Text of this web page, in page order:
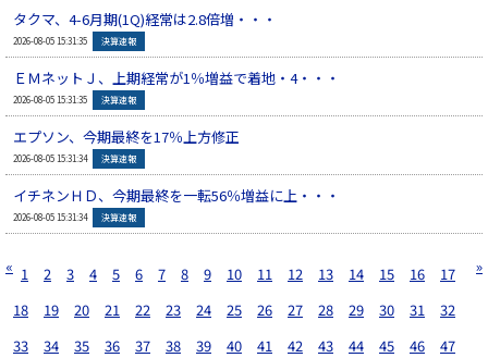
タクマ、4-6月期(1Q)経常は2.8倍増・・・
2026-08-05 15:31:35 決算速報
ＥＭネットＪ、上期経常が1％増益で着地・4・・・
2026-08-05 15:31:35 決算速報
エプソン、今期最終を17％上方修正
2026-08-05 15:31:34 決算速報
イチネンＨＤ、今期最終を一転56％増益に上・・・
2026-08-05 15:31:34 決算速報
« »
1 2 3 4 5 6 7 8 9 10 11 12 13 14 15 16
17
18
19 20 21 22 23 24 25 26 27 28 29 30 31
32
33
34 35 36 37 38 39 40 41 42 43 44 45 46
47